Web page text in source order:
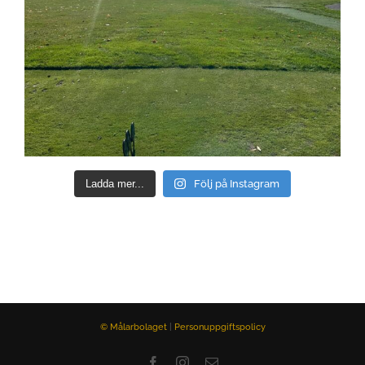
Ladda mer... Följ på Instagram
© Målarbolaget| Personuppgiftspolicy
FacebookInstagram
E-